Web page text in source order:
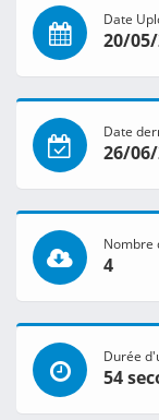
Date
20/
Date
26/
Nombre
4
Durée
54